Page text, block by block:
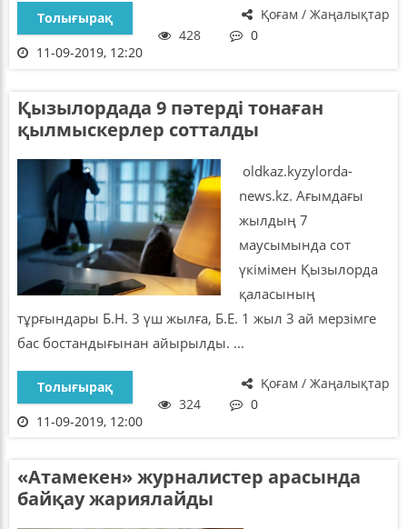
Қоғам / Жаңалықтар
Толығырақ
428
0
11-09-2019, 12:20
Қызылордада 9 пәтерді тонаған
қылмыскерлер сотталды
oldkaz.kyzylorda-
news.kz. Ағымдағы
жылдың 7
маусымында сот
үкімімен Қызылорда
қаласының
тұрғындары Б.Н. 3 үш жылға, Б.Е. 1 жыл 3 ай мерзімге
бас бостандығынан айырылды. ...
Қоғам / Жаңалықтар
Толығырақ
324
0
11-09-2019, 12:00
«Атамекен» журналистер арасында
байқау жариялайды